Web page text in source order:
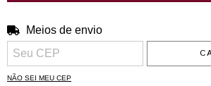
Entregas para o CEP:
Meios de envio
NÃO SEI MEU CEP